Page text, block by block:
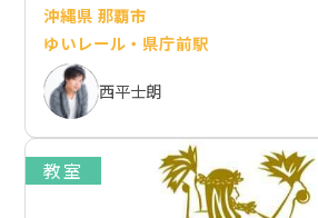
沖縄県 那覇市
ゆいレール・県庁前駅
西平士朗
教室